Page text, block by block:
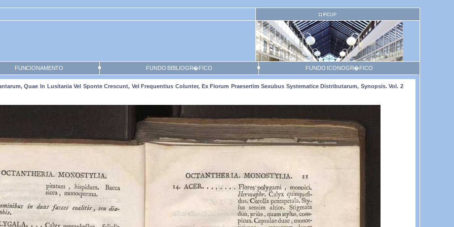
FCUP
FUNCIONAMENTO FUNDO BIBLIOGR�FICO FUNDO ICONOGR�FICO
Quae In Lusitania Vel Sponte Crescunt, Vel Frequentius Colunter, Ex Florum Praesertim Sexubus Systematice Distributarum, Synopsis. Vol. 2